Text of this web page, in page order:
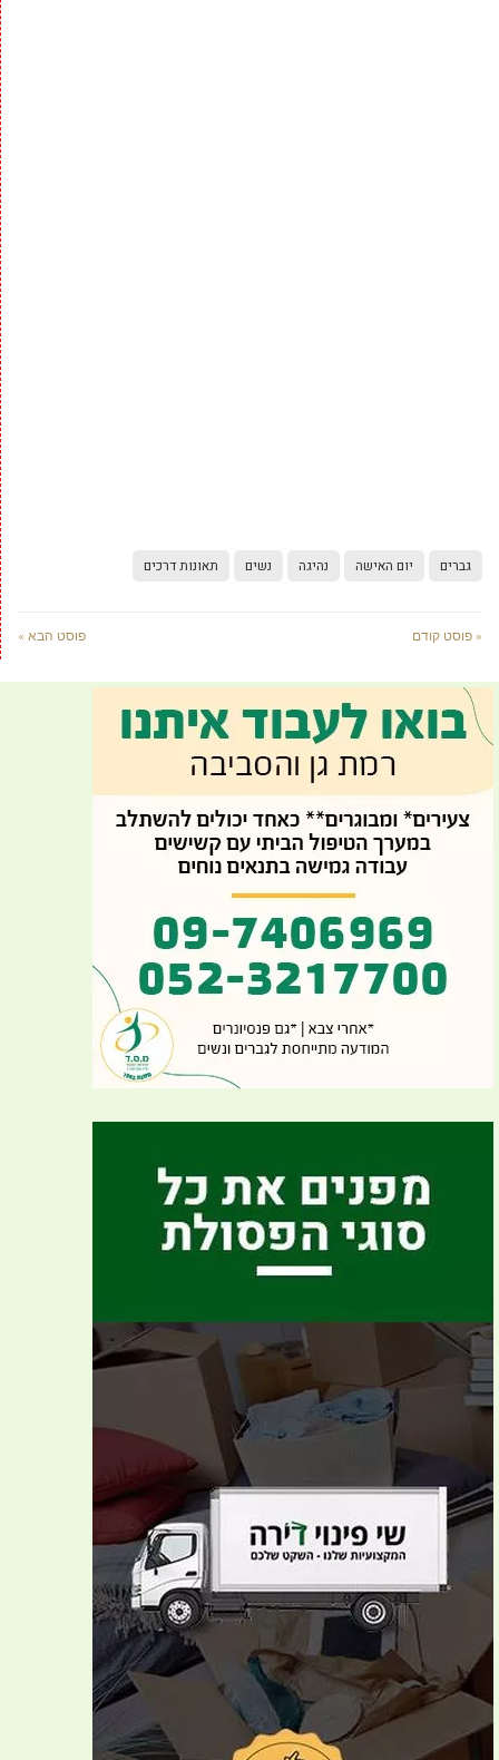
גברים יום האישה נהיגה נשים תאונות דרכים
« פוסט קודם פוסט הבא »